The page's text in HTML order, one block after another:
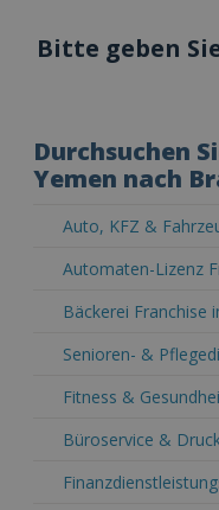
Bitte geben
Durchsuchen
Yemen nach
Auto, KFZ &
Automaten-Lizenz
Bäckerei Franchise
Senioren- &
Fitness &
Büroservice &